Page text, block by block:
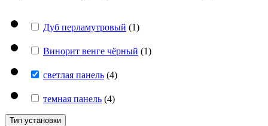
Дуб перламутровый (1)
Винорит венге чёрный (1)
светлая панель (4)
темная панель (4)
Тип установки